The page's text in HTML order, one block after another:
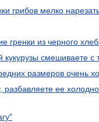
грибов мелко
гренки из черного
кукурузы смешиваете с
размеров очень
разбавляете ее